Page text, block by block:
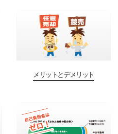
メリットとデメリット